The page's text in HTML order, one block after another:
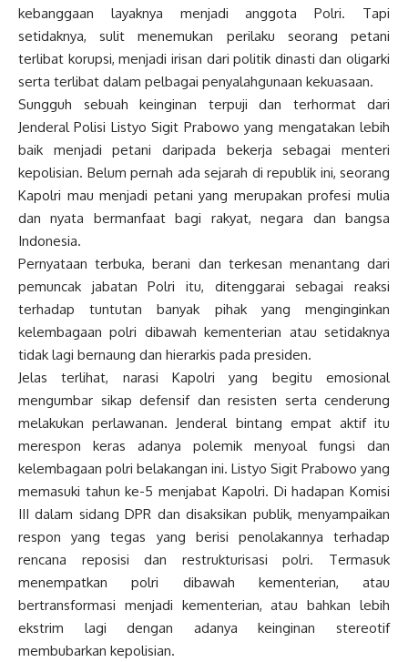
kebanggaan layaknya menjadi anggota Polri. Tapi
setidaknya, sulit menemukan perilaku seorang petani
terlibat korupsi, menjadi irisan dari politik dinasti dan oligarki
serta terlibat dalam pelbagai penyalahgunaan kekuasaan.
Sungguh sebuah keinginan terpuji dan terhormat dari
Jenderal Polisi Listyo Sigit Prabowo yang mengatakan lebih
baik menjadi petani daripada bekerja sebagai menteri
kepolisian. Belum pernah ada sejarah di republik ini, seorang
Kapolri mau menjadi petani yang merupakan profesi mulia
dan nyata bermanfaat bagi rakyat, negara dan bangsa
Indonesia.
Pernyataan terbuka, berani dan terkesan menantang dari
pemuncak jabatan Polri itu, ditenggarai sebagai reaksi
terhadap tuntutan banyak pihak yang menginginkan
kelembagaan polri dibawah kementerian atau setidaknya
tidak lagi bernaung dan hierarkis pada presiden.
Jelas terlihat, narasi Kapolri yang begitu emosional
mengumbar sikap defensif dan resisten serta cenderung
melakukan perlawanan. Jenderal bintang empat aktif itu
merespon keras adanya polemik menyoal fungsi dan
kelembagaan polri belakangan ini. Listyo Sigit Prabowo yang
memasuki tahun ke-5 menjabat Kapolri. Di hadapan Komisi
III dalam sidang DPR dan disaksikan publik, menyampaikan
respon yang tegas yang berisi penolakannya terhadap
rencana reposisi dan restrukturisasi polri. Termasuk
menempatkan polri dibawah kementerian, atau
bertransformasi menjadi kementerian, atau bahkan lebih
ekstrim lagi dengan adanya keinginan stereotif
membubarkan kepolisian.